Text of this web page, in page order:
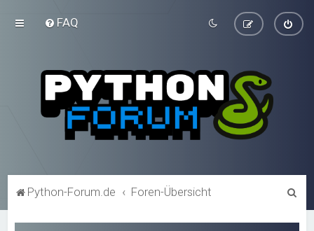
FAQ
Python-Forum.de Foren-Übersicht